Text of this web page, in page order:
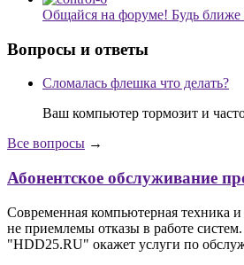
Общайся на форуме! Будь ближе
Вопросы и ответы
Сломалась флешка что делать?
Ваш компьютер тормозит и
Все вопросы →
Абонентское обслуживание
Современная компьютерная техника
не приемлемы отказы в работе
"HDD25.RU" окажет услуги по